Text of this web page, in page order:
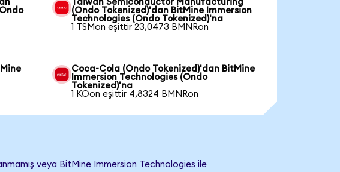
Taiwan Semiconductor Manufacturing
(Ondo Tokenized)'dan BitMine Immersion
Technologies (Ondo Tokenized)'na
1 TSMon eşittir 23,0473 BMNRon
Coca-Cola (Ondo Tokenized)'dan BitMine
Immersion Technologies (Ondo
Tokenized)'na
1 KOon eşittir 4,8324 BMNRon
veya BitMine Immersion Technologies ile